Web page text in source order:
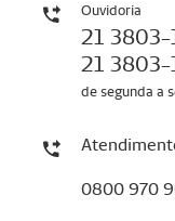
Ouvidoria
21 3803-
21 3803-
de segunda a
0800 970